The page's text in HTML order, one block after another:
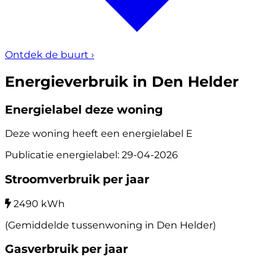
Ontdek de buurt ›
Energieverbruik in Den Helder
Energielabel deze woning
Deze woning heeft een energielabel E
Publicatie energielabel: 29-04-2026
Stroomverbruik per jaar
2490 kWh
(Gemiddelde tussenwoning in Den Helder)
Gasverbruik per jaar